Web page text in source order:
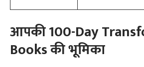
आपकी 100-Day
Books की भूमिका